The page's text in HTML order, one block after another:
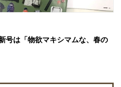
号は「物欲マキシマムな、春の